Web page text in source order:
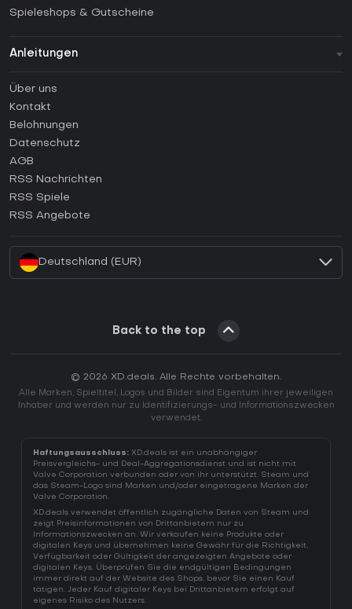
Spieleshops & Gutscheine
Anleitungen
Anleitungen
Wie aktiviert man einen Steam CD Key?
Wie aktiviert man einen Epic Games CD Key?
Wie aktiviert man einen GOG CD Key?
Wie aktiviert man einen Ubisoft Connect CD Key?
Über uns
Kontakt
Belohnungen
Datenschutz
AGB
RSS Nachrichten
RSS Spiele
RSS Angebote
Deutschland (EUR)
Back to the top
© 2026 XD.deals. Alle Rechte vorbehalten.
Alle Marken, Spieltitel, Logos und Bilder sind Eigentum ihrer jeweiligen
Inhaber und werden nur zu Identifizierungs- und Informationszwecken
verwendet.
Haftungsausschluss: XD.deals ist ein unabhängiger
Preisvergleichs- und Deal-Aggregationsdienst und ist nicht mit
Valve Corporation verbunden oder von ihr unterstützt. Steam und
das Steam-Logo sind Marken und/oder eingetragene Marken der
Valve Corporation.
XD.deals verwendet öffentlich zugängliche Daten von Steam und
zeigt Preisinformationen von Drittanbietern nur zu
Informationszwecken an. Wir verkaufen keine Produkte oder
digitalen Keys und übernehmen keine Gewähr für die Richtigkeit,
Verfügbarkeit oder Gültigkeit der angezeigten Angebote oder
digitalen Keys. Überprüfen Sie die endgültigen Bedingungen
immer direkt auf der Website des Shops, bevor Sie einen Kauf
tätigen. Jeder Kauf digitaler Keys bei Drittanbietern erfolgt auf
eigenes Risiko des Nutzers.